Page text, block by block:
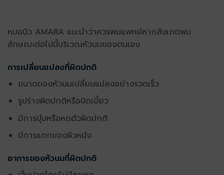
หมอนิว AMARA แนะนำว่าควรพบแพทย์หากสังเกตพบ
ลักษณะต่อไปนี้บริเวณหัวนมของตนเอง
การเปลี่ยนแปลงที่ผิดปกติ
ขนาดของหัวนมเปลี่ยนแปลงอย่างรวดเร็ว
รูปร่างผิดปกติหรือบิดเบี้ยว
มีการบุ๋มหรือหดตัวผิดปกติ
มีการแตกของผิวหนัง
อาการของหัวนมที่ผิดปกติ